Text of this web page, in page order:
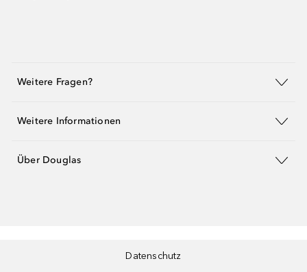
Weitere Fragen?
Weitere Informationen
Über Douglas
Datenschutz